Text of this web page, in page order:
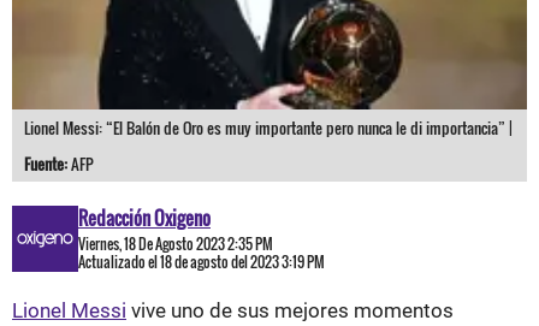
Lionel Messi: “El Balón de Oro es muy importante pero nunca le di importancia” |
Fuente:AFP
Redacción Oxigeno
Viernes, 18 De Agosto 2023 2:35 PM
Actualizado el 18 de agosto del 2023 3:19 PM
Lionel Messi vive uno de sus mejores momentos